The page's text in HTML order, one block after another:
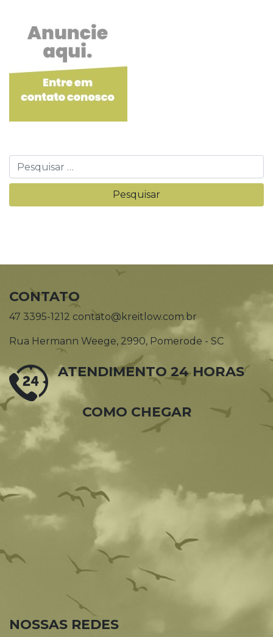
CONTATO
47 3395-1212 contato@kreitlow.com.br
Rua Hermann Weege, 2990, Pomerode - SC
ATENDIMENTO 24 HORAS
COMO CHEGAR
NOSSAS REDES